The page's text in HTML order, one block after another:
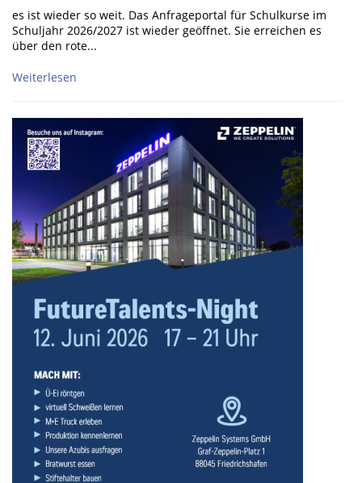
es ist wieder so weit. Das Anfrageportal für Schulkurse im
Schuljahr 2026/2027 ist wieder geöffnet. Sie erreichen es
über den rote...
Weiterlesen